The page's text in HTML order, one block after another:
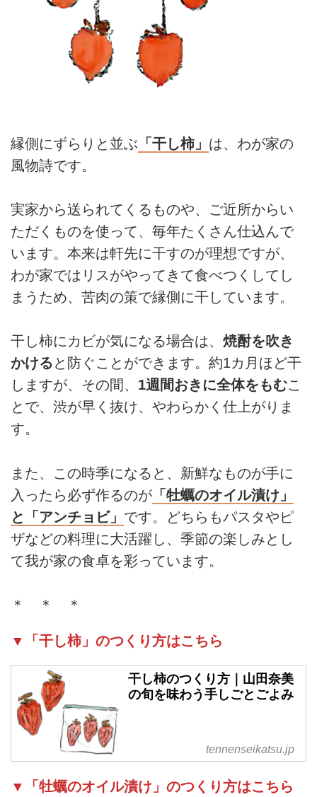
縁側にずらりと並ぶ 「干し柿」 は、わが家の
風物詩です。
実家から送られてくるものや、ご近所からい
ただくものを使って、毎年たくさん仕込んで
います。本来は軒先に干すのが理想ですが、
わが家ではリスがやってきて食べつくしてし
まうため、苦肉の策で縁側に干しています。
干し柿にカビが気になる場合は、 焼酎を吹き
かける と防ぐことができます。約1カ月ほど干
しますが、その間、 1週間おきに全体をもむこ
とで、渋が早く抜け、やわらかく仕上がりま
す。
また、この時季になると、新鮮なものが手に
入ったら必ず作るのが 「牡蠣のオイル漬け」
と「アンチョビ」 です。どちらもパスタやピ
ザなどの料理に大活躍し、季節の楽しみとし
て我が家の食卓を彩っています。
＊ ＊ ＊
▼「干し柿」のつくり方はこちら
干し柿のつくり方｜山田奈美
の旬を味わう手しごとごよみ
tennenseikatsu.jp
▼「牡蠣のオイル漬け」のつくり方はこちら